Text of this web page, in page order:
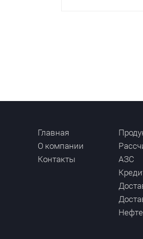
Главная
О компании
Контакты
АЗС